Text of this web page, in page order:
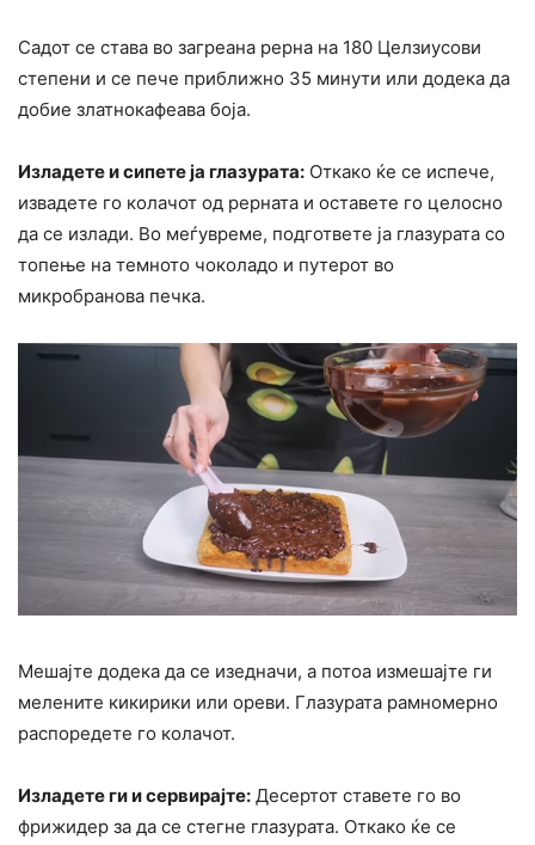
Садот се става во загреана рерна на 180 Целзиусови
степени и се пече приближно 35 минути или додека да
добие златнокафеава боја.
Изладете и сипете ја глазурата: Откако ќе се испече,
извадете го колачот од рерната и оставете го целосно
да се излади. Во меѓувреме, подгответе ја глазурата со
топење на темното чоколадо и путерот во
микробранова печка.
Мешајте додека да се изедначи, а потоа измешајте ги
мелените кикирики или ореви. Глазурата рамномерно
распоредете го колачот.
Изладете ги и сервирајте: Десертот ставете го во
фрижидер за да се стегне глазурата. Откако ќе се